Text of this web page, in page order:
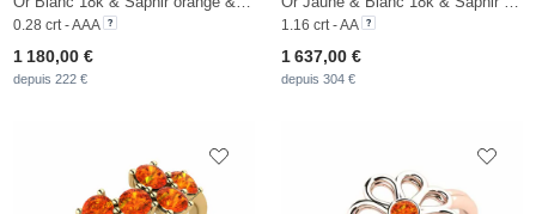
0.28 crt - AAA
1 180,00 €
depuis 222 €
1.16 crt - AA
1 637,00 €
depuis 304 €